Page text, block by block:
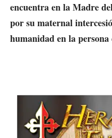
encuentra en la Madre
por su maternal
humanidad en la persona